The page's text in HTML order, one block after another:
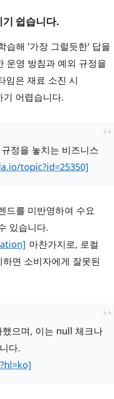
쉽습니다.
습해 '가장 그럴듯한' 답을
운영 방침과 예외 규정을
임은 재료 소진 시
어렵습니다.
정을 놓치는 비즈니스
topic?id=25350]
드를 미반영하여 수요
있습니다.
마찬가지로, 로컬
면 소비자에게 잘못된
으며, 이는 null 체크나
다.